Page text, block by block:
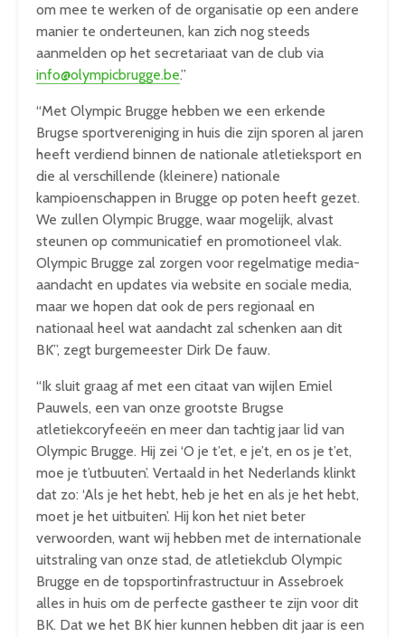
om mee te werken of de organisatie op een andere
manier te onderteunen, kan zich nog steeds
aanmelden op het secretariaat van de club via
info@olympicbrugge.be.”
“Met Olympic Brugge hebben we een erkende
Brugse sportvereniging in huis die zijn sporen al jaren
heeft verdiend binnen de nationale atletieksport en
die al verschillende (kleinere) nationale
kampioenschappen in Brugge op poten heeft gezet.
We zullen Olympic Brugge, waar mogelijk, alvast
steunen op communicatief en promotioneel vlak.
Olympic Brugge zal zorgen voor regelmatige media-
aandacht en updates via website en sociale media,
maar we hopen dat ook de pers regionaal en
nationaal heel wat aandacht zal schenken aan dit
BK”, zegt burgemeester Dirk De fauw.
“Ik sluit graag af met een citaat van wijlen Emiel
Pauwels, een van onze grootste Brugse
atletiekcoryfeeën en meer dan tachtig jaar lid van
Olympic Brugge. Hij zei ‘O je t’et, e je’t, en os je t’et,
moe je t’utbuuten’. Vertaald in het Nederlands klinkt
dat zo: ‘Als je het hebt, heb je het en als je het hebt,
moet je het uitbuiten’. Hij kon het niet beter
verwoorden, want wij hebben met de internationale
uitstraling van onze stad, de atletiekclub Olympic
Brugge en de topsportinfrastructuur in Assebroek
alles in huis om de perfecte gastheer te zijn voor dit
BK. Dat we het BK hier kunnen hebben dit jaar is een